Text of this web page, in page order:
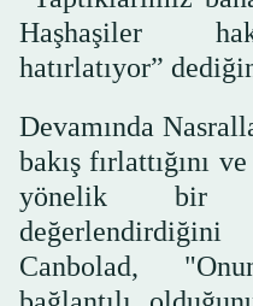
Haşhaşiler
hatırlatıyor”
Devamında
bakış fırlattığını
yönelik bir
Canbolad,